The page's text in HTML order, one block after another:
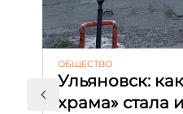
ОБЩЕСТВО
Ульяновск:
храма» стала